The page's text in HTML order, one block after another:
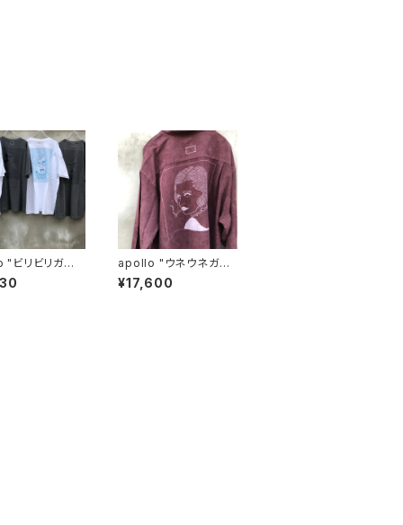
ビリビリガー
apollo "ウネウネガー
ル shirt" D
¥17,600